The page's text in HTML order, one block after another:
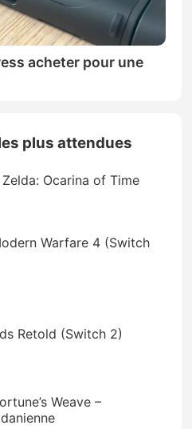
acheter pour une
plus attendues
Ocarina of Time
Warfare 4 (Switch
Retold (Switch 2)
Weave –